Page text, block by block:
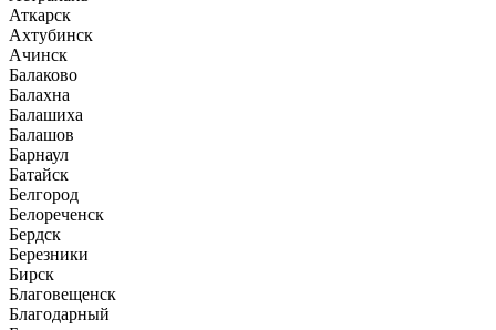
Аткарск
Ахтубинск
Ачинск
Балаково
Балахна
Балашиха
Балашов
Барнаул
Батайск
Белгород
Белореченск
Бердск
Березники
Бирск
Благовещенск
Благодарный